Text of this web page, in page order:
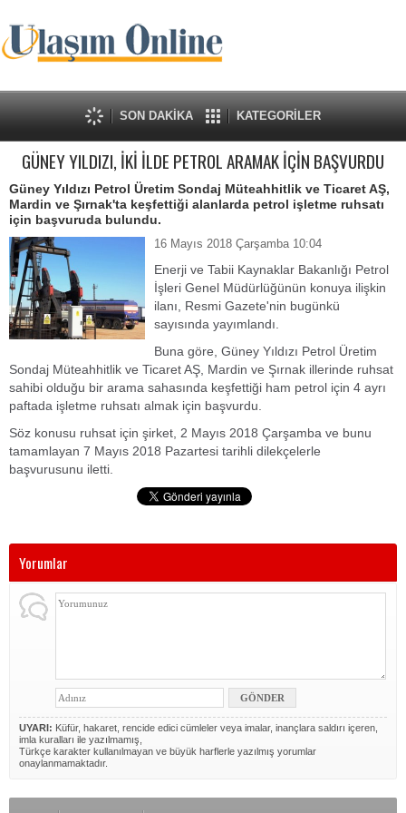
SON DAKİKA KATEGORİLER
GÜNEY YILDIZI, İKİ İLDE PETROL ARAMAK İÇİN BAŞVURDU
Güney Yıldızı Petrol Üretim Sondaj Müteahhitlik ve Ticaret AŞ,
Mardin ve Şırnak'ta keşfettiği alanlarda petrol işletme ruhsatı
için başvuruda bulundu.
16 Mayıs 2018 Çarşamba 10:04
Enerji ve Tabii Kaynaklar Bakanlığı Petrol
İşleri Genel Müdürlüğünün konuya ilişkin
ilanı, Resmi Gazete'nin bugünkü
sayısında yayımlandı.
Buna göre, Güney Yıldızı Petrol Üretim
Sondaj Müteahhitlik ve Ticaret AŞ, Mardin ve Şırnak illerinde ruhsat
sahibi olduğu bir arama sahasında keşfettiği ham petrol için 4 ayrı
paftada işletme ruhsatı almak için başvurdu.
Söz konusu ruhsat için şirket, 2 Mayıs 2018 Çarşamba ve bunu
tamamlayan 7 Mayıs 2018 Pazartesi tarihli dilekçelerle
başvurusunu iletti.
Yorumlar
UYARI: Küfür, hakaret, rencide edici cümleler veya imalar, inançlara saldırı içeren,
imla kuralları ile yazılmamış,
Türkçe karakter kullanılmayan ve büyük harflerle yazılmış yorumlar
onaylanmamaktadır.